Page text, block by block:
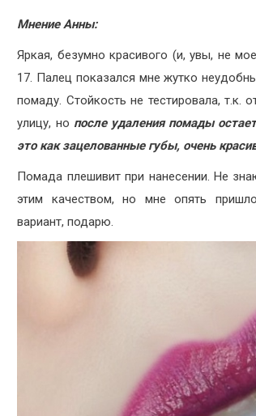
Мнение Анны:
Яркая, безумно красивого (и, увы, не
17. Палец показался мне жутко
помаду. Стойкость не тестировала, т.к.
улицу, но после удаления помады
это как зацелованные губы, очень
Помада плешивит при нанесении. Не
этим качеством, но мне опять
вариант, подарю.